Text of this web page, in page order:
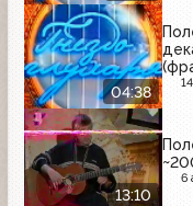
04:38
13:10
6